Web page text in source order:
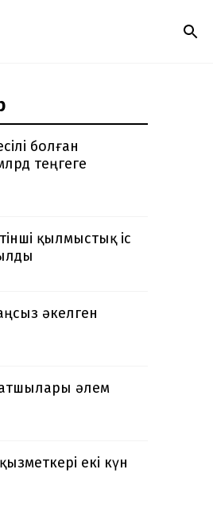
болған
теңгеге
қылмыстық іс
әкелген
әлем
екі күн